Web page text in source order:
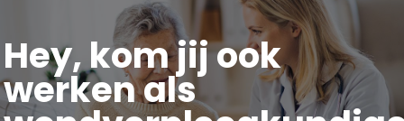
Hey, kom jij ook
werken als